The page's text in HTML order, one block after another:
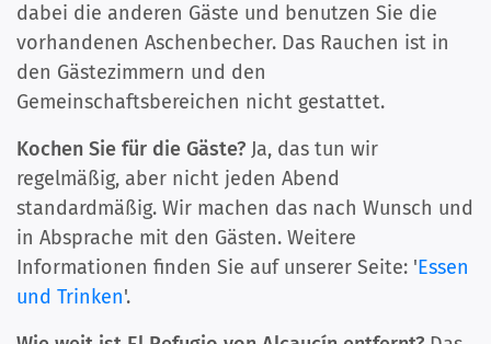
dabei die anderen Gäste und benutzen Sie die
vorhandenen Aschenbecher. Das Rauchen ist in
den Gästezimmern und den
Gemeinschaftsbereichen nicht gestattet.
Kochen Sie für die Gäste? Ja, das tun wir
regelmäßig, aber nicht jeden Abend
standardmäßig. Wir machen das nach Wunsch und
in Absprache mit den Gästen. Weitere
Informationen finden Sie auf unserer Seite: 'Essen
und Trinken'.